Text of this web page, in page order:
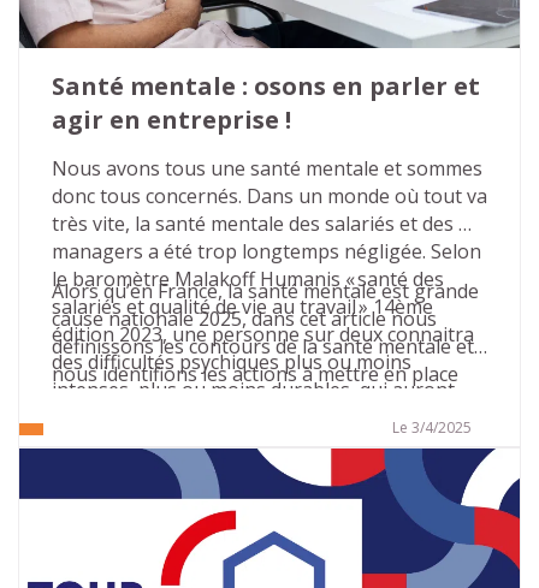
Santé mentale : osons en parler et
agir en entreprise !
Nous avons tous une santé mentale et sommes
donc tous concernés. Dans un monde où tout va
très vite, la santé mentale des salariés et des
managers a été trop longtemps négligée. Selon
le baromètre Malakoff Humanis « santé des
salariés et qualité de vie au travail » 14ème
édition 2023, une personne sur deux connaitra
des difficultés psychiques plus ou moins
intenses, plus ou moins durables, qui auront
Alors qu’en France, la santé mentale est grande
cause nationale 2025, dans cet article nous
définissons les contours de la santé mentale et
nous identifions les actions à mettre en place
Le 3/4/2025